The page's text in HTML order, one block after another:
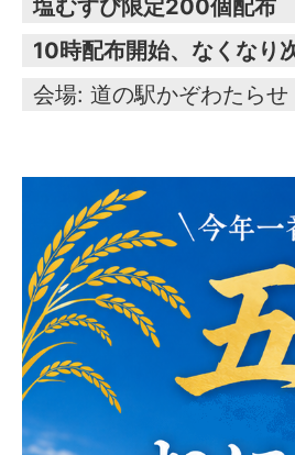
塩むすび限定200個配布
10時配布開始、なくなり
会場: 道の駅かぞわたら